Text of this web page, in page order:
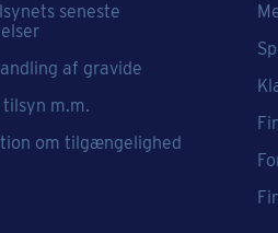
seneste
af gravide
tilsyn m.m.
om tilgængelighed